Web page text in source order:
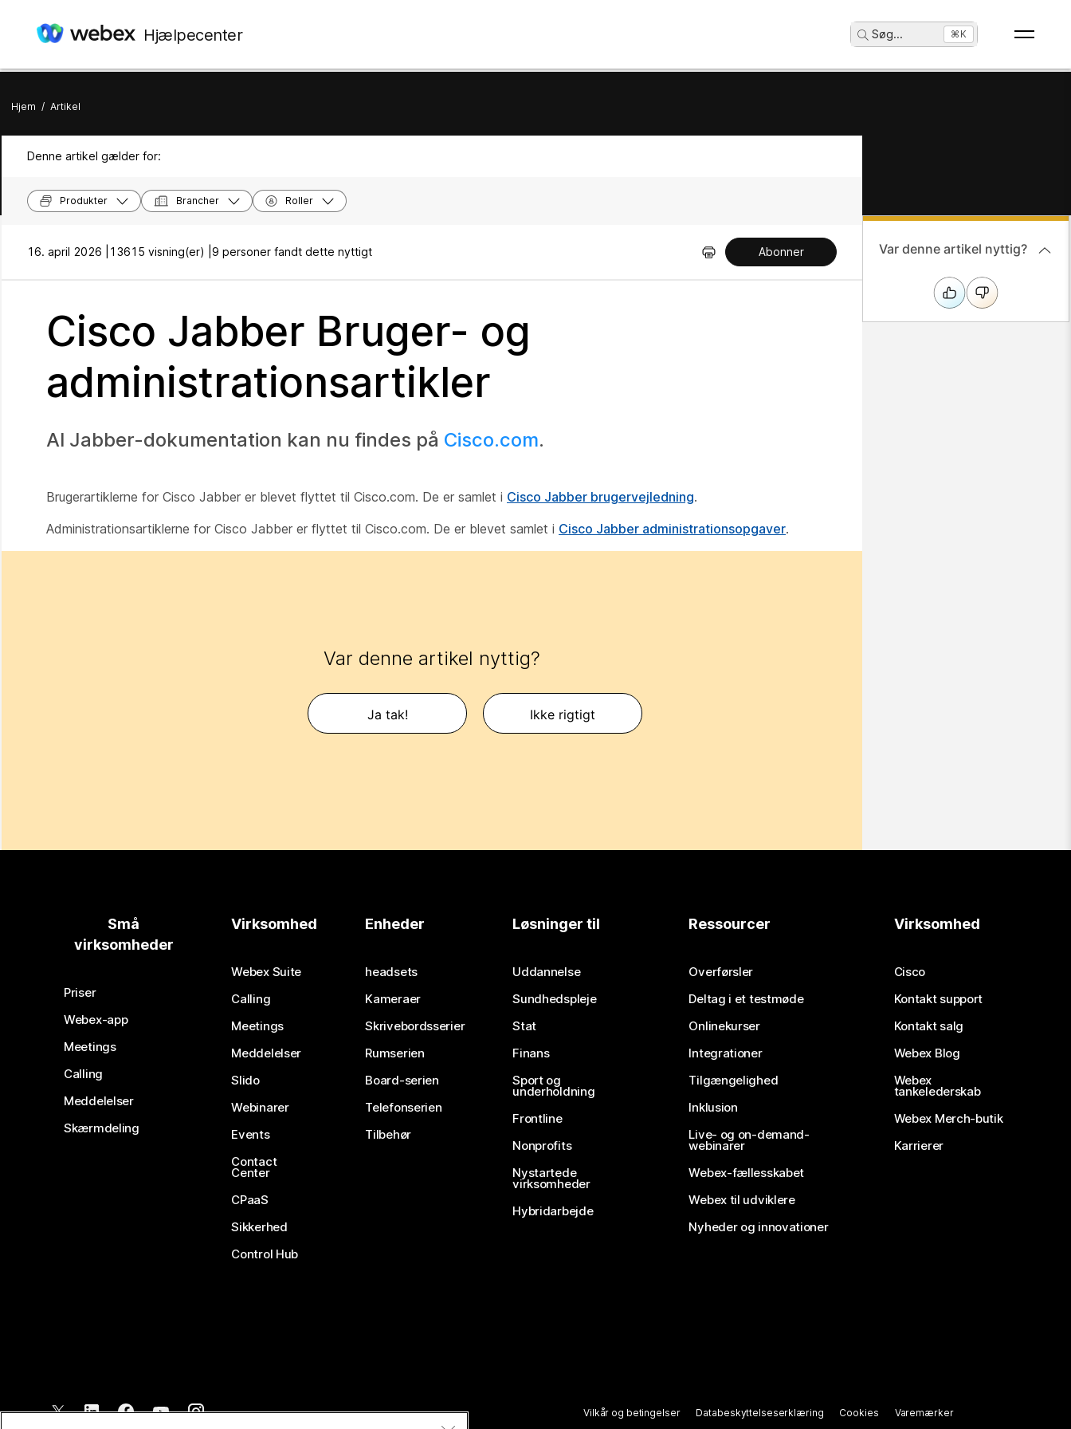
Hjælpecenter Søg... ⌘K
Hjem / Artikel
Denne artikel gælder for:
Produkter Brancher Roller
16. april 2026 | 13615 visning(er) | 9 personer fandt dette nyttigt Abonner
Cisco Jabber Bruger- og
administrationsartikler
Al Jabber-dokumentation kan nu findes på Cisco.com.
Brugerartiklerne for Cisco Jabber er blevet flyttet til Cisco.com. De er samlet i Cisco Jabber brugervejledning.
Administrationsartiklerne for Cisco Jabber er flyttet til Cisco.com. De er blevet samlet i Cisco Jabber administrationsopgaver.
Var denne artikel nyttig?
Ja tak! Ikke rigtigt
Var denne artikel nyttig?
Små
virksomheder
Priser
Webex-app
Meetings
Calling
Meddelelser
Skærmdeling
Virksomhed
Webex Suite
Calling
Meetings
Meddelelser
Slido
Webinarer
Events
Contact
Center
CPaaS
Sikkerhed
Control Hub
Enheder
headsets
Kameraer
Skrivebordsserier
Rumserien
Board-serien
Telefonserien
Tilbehør
Løsninger til
Uddannelse
Sundhedspleje
Stat
Finans
Sport og
underholdning
Frontline
Nonprofits
Nystartede
virksomheder
Hybridarbejde
Ressourcer
Overførsler
Deltag i et testmøde
Onlinekurser
Integrationer
Tilgængelighed
Inklusion
Live- og on-demand-
webinarer
Webex-fællesskabet
Webex til udviklere
Nyheder og innovationer
Virksomhed
Cisco
Kontakt support
Kontakt salg
Webex Blog
Webex
tankelederskab
Webex Merch-butik
Karrierer
Vilkår og betingelser Databeskyttelseserklæring Cookies Varemærker